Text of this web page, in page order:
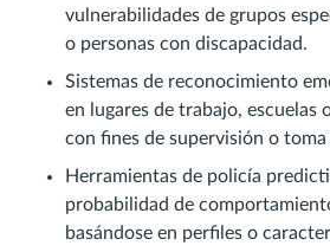
vulnerabilidades de grupos
o personas con discapacidad.
Sistemas de reconocimiento
en lugares de trabajo, escuelas
con fines de supervisión o toma
Herramientas de policía
probabilidad de
basándose en perfiles o